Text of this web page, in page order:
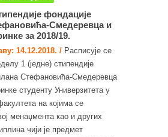
фондације
Смедеревца и
за 2018/19.
14.12.2018. / Расписује се
1 (једне) стипендије
Стефановића-Смедеревца
студенту Универзитета у
на којима се
менаџмента као и других
чији је предмет